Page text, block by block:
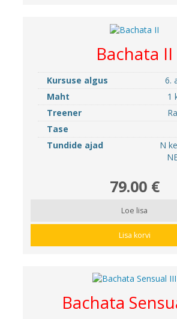
Bachata II
Kursuse algus
6.
Maht
1
Treener
Tase
Tundide ajad
N
79.00 €
Loe lisa
Lisa korvi
Bachata